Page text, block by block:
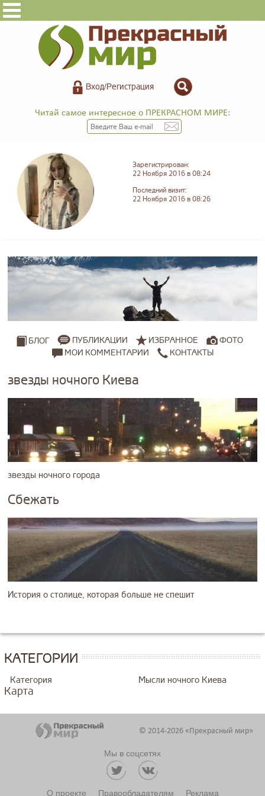
Вход/Регистрация
Читай самое интересное о ПРЕКРАСНОМ МИРЕ:
Зарегистрирован:
22 Ноября 2016 в 08:24
Последний визит:
22 Ноября 2016 в 08:26
БЛОГ ПУБЛИКАЦИИ ИЗБРАННОЕ
ФОТО
МОИ КОММЕНТАРИИ
КОНТАКТЫ
звезды ночного Киева
звезды ночного города
Сбежать
История о столице, которая больше не спешит
КАТЕГОРИИ
Категория Мысли ночного Киева
Карта
© 2014-2026 «Прекрасный мир»
Мы в соцсетях
О проекте Правообладателям Реклама